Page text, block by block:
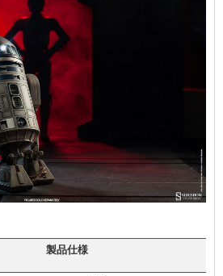
製品仕様